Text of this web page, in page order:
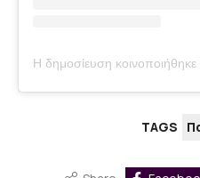
Η δημοσίευση
TAGS